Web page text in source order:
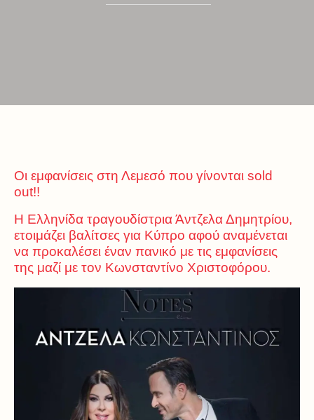
Οι εμφανίσεις στη Λεμεσό που γίνονται sold
out!!
Η Ελληνίδα τραγουδίστρια Άντζελα Δημητρίου,
ετοιμάζει βαλίτσες για Κύπρο αφού αναμένεται
να προκαλέσει έναν πανικό με τις εμφανίσεις
της μαζί με τον Κωνσταντίνο Χριστοφόρου.